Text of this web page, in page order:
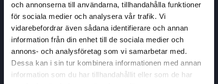
och annonserna till användarna, tillhandahålla funktioner
för sociala medier och analysera vår trafik. Vi
vidarebefordrar även sådana identifierare och annan
information från din enhet till de sociala medier och
annons- och analysföretag som vi samarbetar med.
Dessa kan i sin tur kombinera informationen med annan
information som du har tillhandahållit eller som de har
OmAktiekampen
Integritetspolicy
About cookies